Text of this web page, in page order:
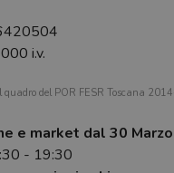
i.v.
del POR FESR Toscana
e market dal 30
- 19:30